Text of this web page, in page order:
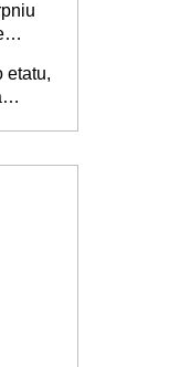
etatu,